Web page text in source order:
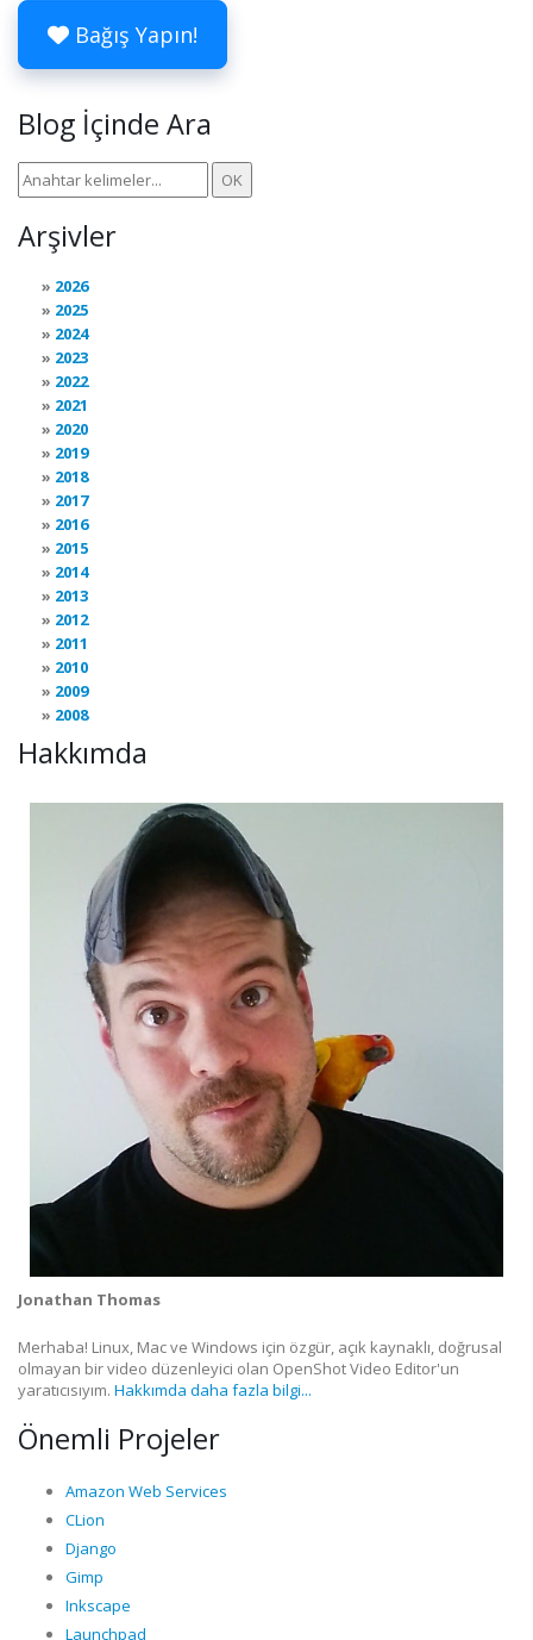
Bağış Yapın!
Blog İçinde Ara
Arşivler
2026
2025
2024
2023
2022
2021
2020
2019
2018
2017
2016
2015
2014
2013
2012
2011
2010
2009
2008
Hakkımda
Jonathan Thomas
Merhaba! Linux, Mac ve Windows için özgür, açık kaynaklı, doğrusal
olmayan bir video düzenleyici olan OpenShot Video Editor'un
yaratıcısıyım. Hakkımda daha fazla bilgi...
Önemli Projeler
Amazon Web Services
CLion
Django
Gimp
Inkscape
Launchpad